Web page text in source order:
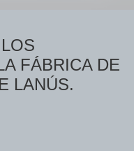
FÁBRICA DE
LANÚS.